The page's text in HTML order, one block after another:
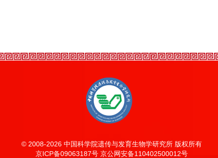
© 2008-2026 中国科学院遗传与发育生物学研究所 版权所有
京ICP备09063187号 京公网安备110402500012号